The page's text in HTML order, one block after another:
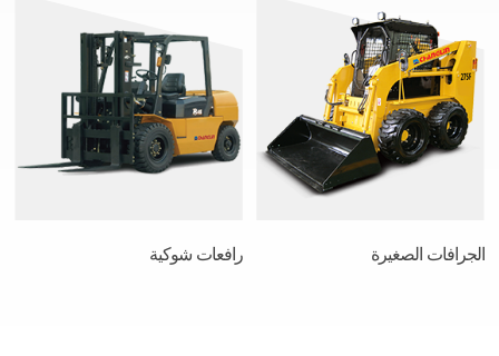
الجرافات الصغيرة رافعات شوكية